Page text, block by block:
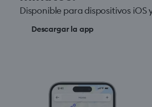
Disponible para dispositivos iOS
Descargar la app